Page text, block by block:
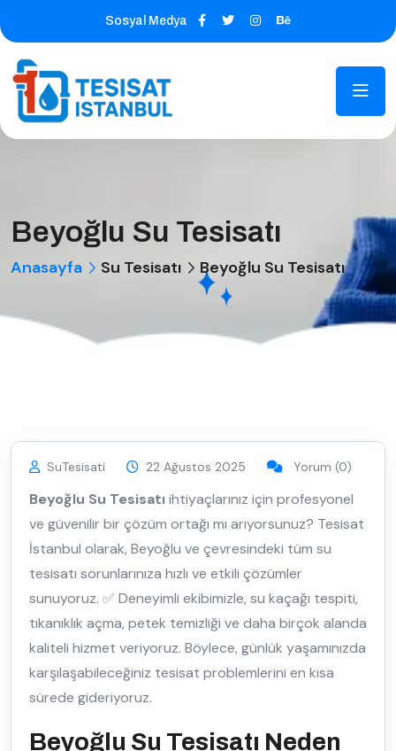
Sosyal Medya
Beyoğlu Su Tesisatı
Anasayfa Su Tesisatı Beyoğlu Su Tesisatı
SuTesisati 22 Ağustos 2025 Yorum (0)
Beyoğlu Su Tesisatıihtiyaçlarınız için profesyonel
ve güvenilir bir çözüm ortağı mı arıyorsunuz? Tesisat
İstanbul olarak, Beyoğlu ve çevresindeki tüm su
tesisatı sorunlarınıza hızlı ve etkili çözümler
sunuyoruz. ✅ Deneyimli ekibimizle, su kaçağı tespiti,
tıkanıklık açma, petek temizliği ve daha birçok alanda
kaliteli hizmet veriyoruz. Böylece, günlük yaşamınızda
karşılaşabileceğiniz tesisat problemlerini en kısa
sürede gideriyoruz.
Beyoğlu Su Tesisatı Neden